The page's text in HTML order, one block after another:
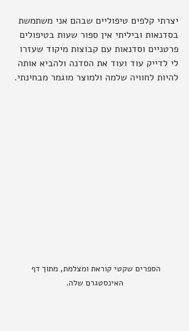
יצרתי קלפים טיפוליים שבהם אני משתמשת
בסדנאות וביליתי אין ספור שעות בטיפולים
פרטניים וסדנאות עם קבוצות מיקוד שעזרו
לי לדייק עוד ועוד את הסדנה ולהביא אותה
להיות לחוויה שלמה ולמוצר מוגמר מבחינתי.
הספרים שקטי קוראת ומצלמת, מתוך דף
האינסטגרם שלה.